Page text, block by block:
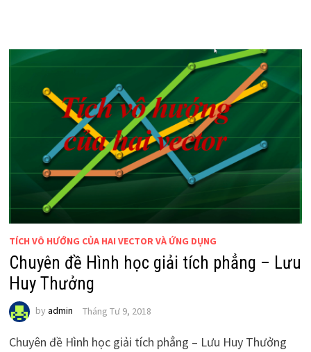
TÍCH VÔ HƯỚNG CỦA HAI VECTOR VÀ ỨNG DỤNG
Chuyên đề Hình học giải tích phẳng – Lưu
Huy Thưởng
by admin Tháng Tư 9, 2018
Chuyên đề Hình học giải tích phẳng – Lưu Huy Thưởng